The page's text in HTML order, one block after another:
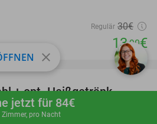
buchen
jetzt für 84€
Zimmer, pro Nacht
Regulär 30€
13,90€
42%
favorite_border
+ opt. Heißgetränk
close